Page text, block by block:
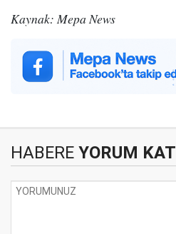
Kaynak: Mepa News
HABERE YORUM KAT